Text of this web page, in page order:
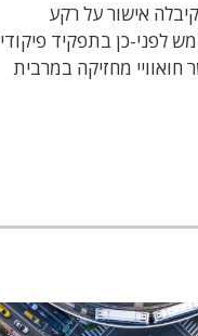
אישור על רקע
לפני-כן בתפקיד פיקודי
מחזיקה במרבית